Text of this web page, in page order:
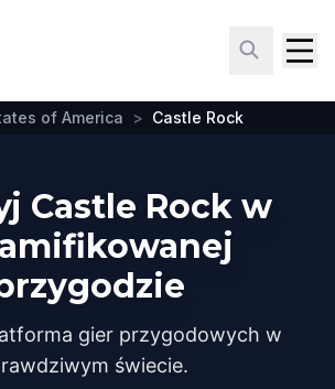
of America > Castle Rock
Castle Rock w
gier przygodowych w
świecie.